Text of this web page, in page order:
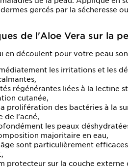
gercés par la sécheresse
de l'Aloe Vera sur la
en découlent pour votre peau
les irritations et les
régénérantes liées à la lectine
cutanée,
prolifération des bactéries à la
de l'acné,
les peaux
majoritaire en eau,
sont particulièrement
protecteur sur la couche